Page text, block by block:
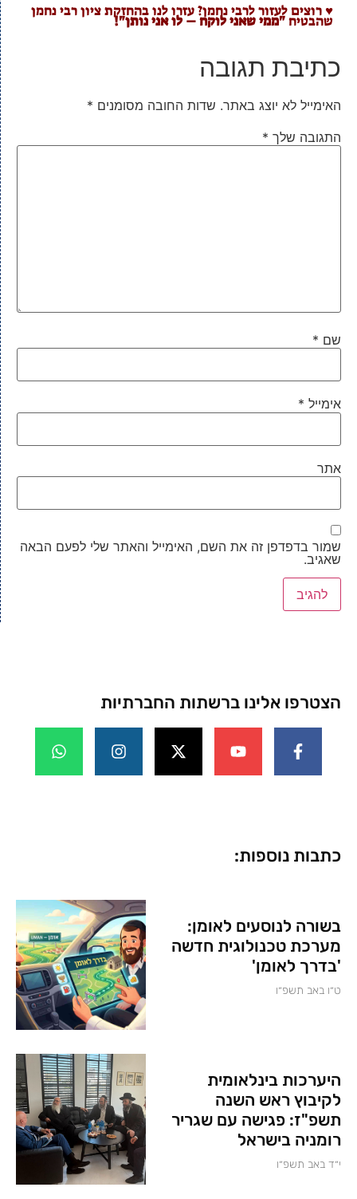
♥ רוצים לעזור לרבי נחמן? עזרו לנו בהחזקת ציון רבי נחמן
שהבטיח"ממי שאני לוקח – לו אני נותן"!
כתיבת תגובה
האימייל לא יוצג באתר. שדות החובה מסומנים *
התגובה שלך *
שם *
אימייל *
אתר
שמור בדפדפן זה את השם, האימייל והאתר שלי לפעם הבאה
שאגיב.
הצטרפו אלינו ברשתות החברתיות
כתבות נוספות:
בשורה לנוסעים לאומן:
מערכת טכנולוגית חדשה
'בדרך לאומן'
ט״ו באב תשפ״ו
היערכות בינלאומית
לקיבוץ ראש השנה
תשפ"ז: פגישה עם שגריר
רומניה בישראל
י״ד באב תשפ״ו